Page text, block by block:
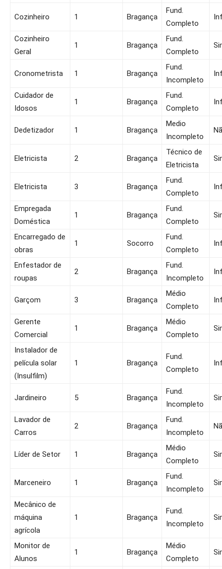
Cozinheiro 1 Bragança
Fund.
Completo
Cozinheiro
Geral
1 Bragança
Fund.
Completo
Cronometrista 1 Bragança
Fund.
Incompleto
Cuidador de
Idosos
1 Bragança
Fund.
Completo
Dedetizador 1 Bragança
Medio
Incompleto
Eletricista 2 Bragança
Técnico de
Eletricista
Eletricista 3 Bragança
Fund.
Completo
Empregada
Doméstica
1 Bragança
Fund.
Completo
Encarregado de
obras
1 Socorro
Fund.
Completo
Enfestador de
roupas
2 Bragança
Fund.
Incompleto
Garçom 3 Bragança
Médio
Completo
Gerente
Comercial
1 Bragança
Médio
Completo
Instalador de
película solar
(Insulfilm)
1 Bragança
Fund.
Completo
Jardineiro 5 Bragança
Fund.
Incompleto
Lavador de
Carros
2 Bragança
Fund.
Incompleto
Líder de Setor 1 Bragança
Médio
Completo
Marceneiro 1 Bragança
Fund.
Incompleto
Mecânico de
máquina
agrícola
1 Bragança
Fund.
Incompleto
Monitor de
Alunos
1 Bragança
Médio
Completo